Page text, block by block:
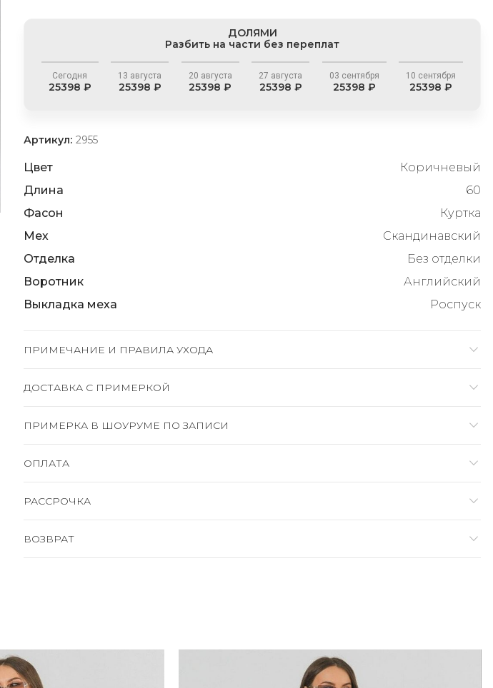
ДОЛЯМИ
Разбить на части без переплат
Сегодня
25398 ₽
13 августа
25398 ₽
20 августа
25398 ₽
27 августа
25398 ₽
03 сентября
25398 ₽
10 сентября
25398 ₽
Артикул: 2955
Цвет
Коричневый
Длина
60
Фасон
Куртка
Мех
Скандинавский
Отделка
Без отделки
Воротник
Английский
Выкладка меха
Роспуск
ПРИМЕЧАНИЕ И ПРАВИЛА УХОДА
ДОСТАВКА C ПРИМЕРКОЙ
ПРИМЕРКА В ШОУРУМЕ ПО ЗАПИСИ
ОПЛАТА
РАССРОЧКА
ВОЗВРАТ